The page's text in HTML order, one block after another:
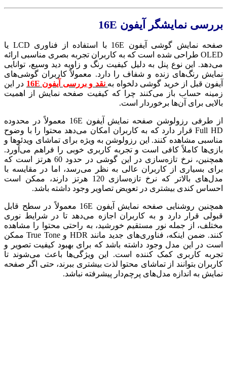
بررسی نمایشگر آیفون 16E
صفحه نمایش گوشی آیفون 16E با استفاده از فناوری LCD یا
OLED طراحی شده است که به کاربران تجربه بصری مناسبی ارائه
می‌دهد. این نوع پنل به دلیل کیفیت رنگ و زاویه دید وسیع، توانایی
نمایش رنگ‌های زنده و شفاف را دارد. معمولاً کاربران گوشی‌های
آیفون قبل از خرید گوشی دلخواه به نقد و بررسی آیفون 16E
در این
زمینه حساب باز می‌کنند چرا که کیفیت صفحه نمایش از اهمیت
بالایی برای آن‌ها برخوردار است.
از طرفی رزولوشن صفحه نمایش آیفون 16E معمولاً در محدوده
Full HD قرار دارد که به کاربران امکان می‌دهد محتوا را با وضوح
مناسبی مشاهده کنند. این رزولوشن به ویژه برای تماشای ویدئوها و
بازی‌ها کاملاً کافی است و تجربه کاربری خوبی را فراهم می‌آورد.
همچنین، نرخ تازه‌سازی در این گوشی در حدود 60 هرتز است که
برای بسیاری از کاربران عالی به نظر می‌رسد، اما در مقایسه با
مدل‌های بالاتر که نرخ تازه‌سازی 120 هرتز دارند، ممکن است
احساس کندی بیشتری در تعویض تصاویر وجود داشته باشد.
همچنین روشنایی صفحه نمایش آیفون 16E معمولاً در سطح قابل
قبولی قرار دارد و به کاربران اجازه می‌دهد تا در شرایط نوری
مختلف، از جمله نور مستقیم خورشید، به راحتی محتوا را مشاهده
کنند. ضمن اینکه، فناوری‌های جدید مانند HDR و True Tone ممکن
است در این مدل وجود داشته باشد که برای بهبود کیفیت تصویر و
تجربه کاربری کمک کننده است. این ویژگی‌ها باعث می‌شوند تا
کاربران بتوانند از تماشای محتوا لذت بیشتری ببرند، حتی اگر صفحه
نمایش به اندازه مدل‌های پرچم‌دار پیشرفته نباشد.